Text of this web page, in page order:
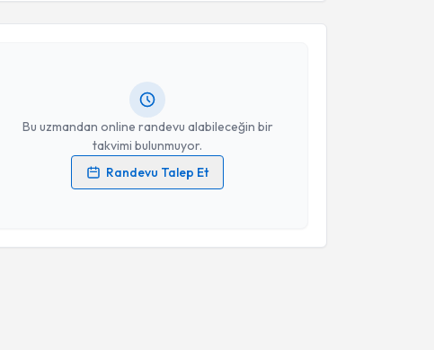
Bu uzmandan online randevu alabileceğin bir
takvimi bulunmuyor.
Randevu Talep Et
Kişisel verilerimin işlenmesine ilişkinAydınlatma Metni